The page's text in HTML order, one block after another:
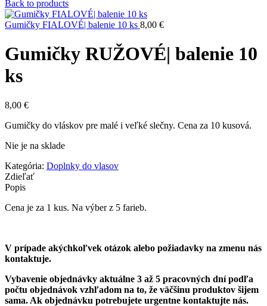
Back to products
Gumičky FIALOVÉ| balenie 10 ks 8,00 €
Gumičky RUŽOVÉ| balenie 10
ks
8,00 €
Gumičky do vláskov pre malé i veľké slečny. Cena za 10 kusová.
Nie je na sklade
Kategória: Doplnky do vlasov
Zdieľať
Popis
Cena je za 1 kus. Na výber z 5 farieb.
V prípade akýchkoľvek otázok alebo požiadavky na zmenu nás
kontaktuje.
Vybavenie objednávky aktuálne 3 až 5 pracovných dní podľa
počtu objednávok vzhľadom na to, že väčšinu produktov šijem
sama. Ak objednávku potrebujete urgentne kontaktujte nás.